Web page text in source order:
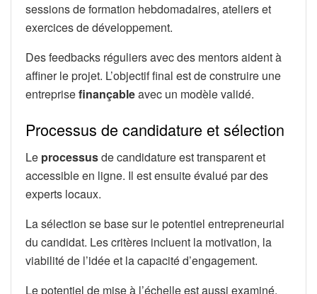
sessions de formation hebdomadaires, ateliers et
exercices de développement.
Des feedbacks réguliers avec des mentors aident à
affiner le projet. L’objectif final est de construire une
entreprisefinançableavec un modèle validé.
Processus de candidature et sélection
Le processusde candidature est transparent et
accessible en ligne. Il est ensuite évalué par des
experts locaux.
La sélection se base sur le potentiel entrepreneurial
du candidat. Les critères incluent la motivation, la
viabilité de l’idée et la capacité d’engagement.
Le potentiel de mise à l’échelle est aussi examiné.